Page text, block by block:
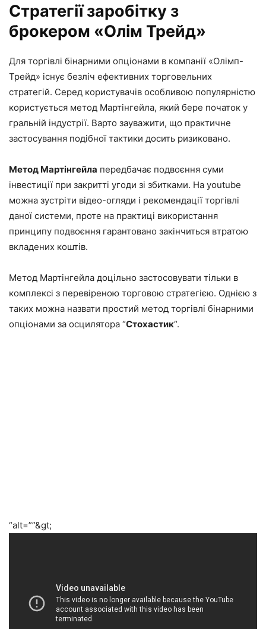
Стратегії заробітку з
брокером «Олім Трейд»
Для торгівлі бінарними опціонами в компанії «Олімп-
Трейд» існує безліч ефективних торговельних
стратегій. Серед користувачів особливою популярністю
користується метод Мартінгейла, який бере початок у
гральній індустрії. Варто зауважити, що практичне
застосування подібної тактики досить ризиковано.
Метод Мартінгейла передбачає подвоєння суми
інвестиції при закритті угоди зі збитками. На youtube
можна зустріти відео-огляди і рекомендації торгівлі
даної системи, проте на практиці використання
принципу подвоєння гарантовано закінчиться втратою
вкладених коштів.
Метод Мартінгейла доцільно застосовувати тільки в
комплексі з перевіреною торговою стратегією. Однією з
таких можна назвати простий метод торгівлі бінарними
опціонами за осцилятора “Стохастик“.
“alt=””&gt;